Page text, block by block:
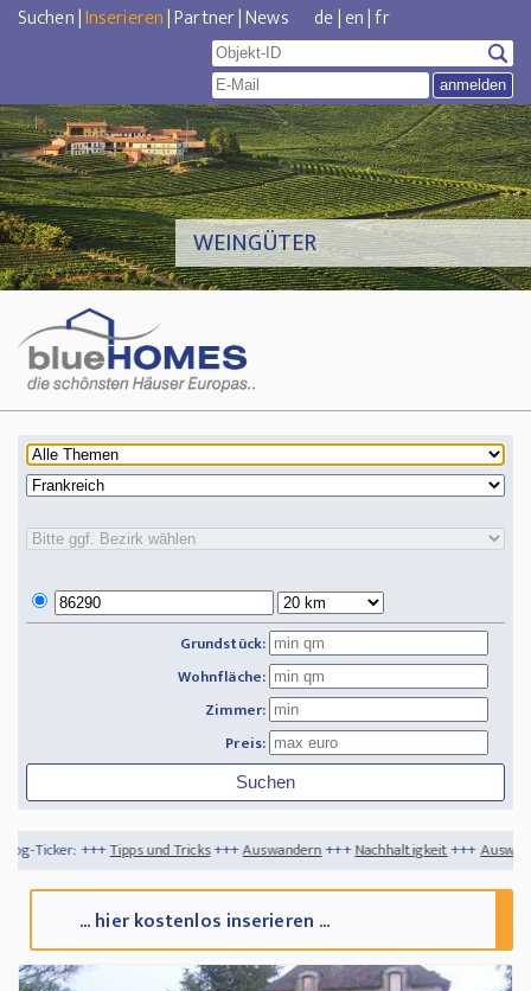
Suchen|Inserieren|Partner|News de|en|fr
WEINGÜTER
Grundstück:
Wohnfläche:
Zimmer:
Preis:
und Tricks+++Auswandern+++Nachhaltigkeit+++Auswandern nach Jamaika
... hier kostenlos inserieren ...